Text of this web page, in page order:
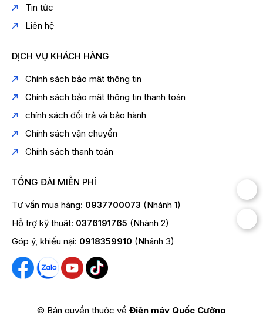
Tin tức
Liên hệ
DỊCH VỤ KHÁCH HÀNG
Chính sách bảo mật thông tin
Chính sách bảo mật thông tin thanh toán
chính sách đổi trả và bảo hành
Chính sách vận chuyển
Chính sách thanh toán
TỔNG ĐÀI MIỄN PHÍ
Tư vấn mua hàng: 0937700073 (Nhánh 1)
Hỗ trợ kỹ thuật: 0376191765 (Nhánh 2)
Góp ý, khiếu nại: 0918359910 (Nhánh 3)
© Bản quyền thuộc về Điện máy Quốc Cường